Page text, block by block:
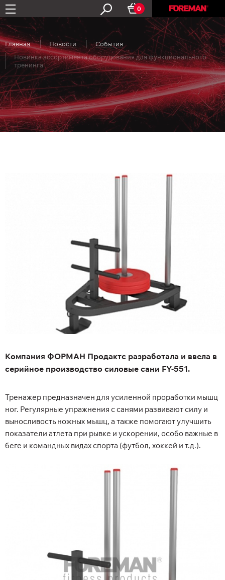
0
Главная Новости
События
Новинка ассортимента оборудования для функционального
тренинга
Компания ФОРМАН Продактс разработала и ввела в
серийное производство силовые сани FY-551.
Тренажер предназначен для усиленной проработки мышц
ног. Регулярные упражнения с санями развивают силу и
выносливость ножных мышц, а также помогают улучшить
показатели атлета при рывке и ускорении, особо важные в
беге и командных видах спорта (футбол, хоккей и т.д.).